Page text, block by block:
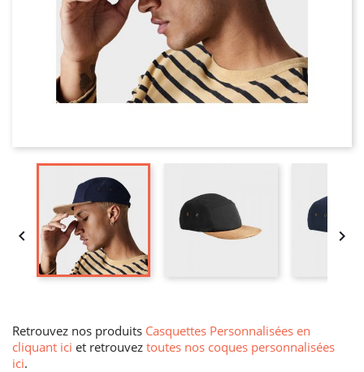
 
Retrouvez nos produits Casquettes Personnalisées en
cliquant ici et retrouvez toutes nos coques personnalisées
ici.